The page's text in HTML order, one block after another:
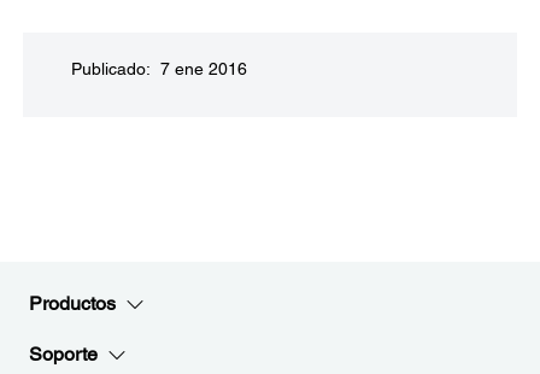
Publicado: 7 ene 2016
Productos
Soporte